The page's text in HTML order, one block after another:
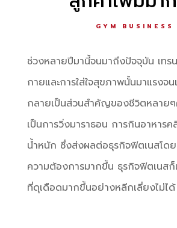
GYM BUSINESS
ช่วงหลายปีมานี้จนมาถึงปัจจุบัน เท
กายและการใส่ใจสุขภาพนั้นมาแรงจ
กลายเป็นส่วนสำคัญของชีวิตหลายๆ
เป็นการวิ่งมาราธอน การกินอาหาร
น้ำหนัก ซึ่งส่งผลต่อธุรกิจฟิตเนสโดย
ความต้องการมากขึ้น ธุรกิจฟิตเนสก็
ที่ดุเดือดมากขึ้นอย่างหลีกเลี่ยงไม่ได้